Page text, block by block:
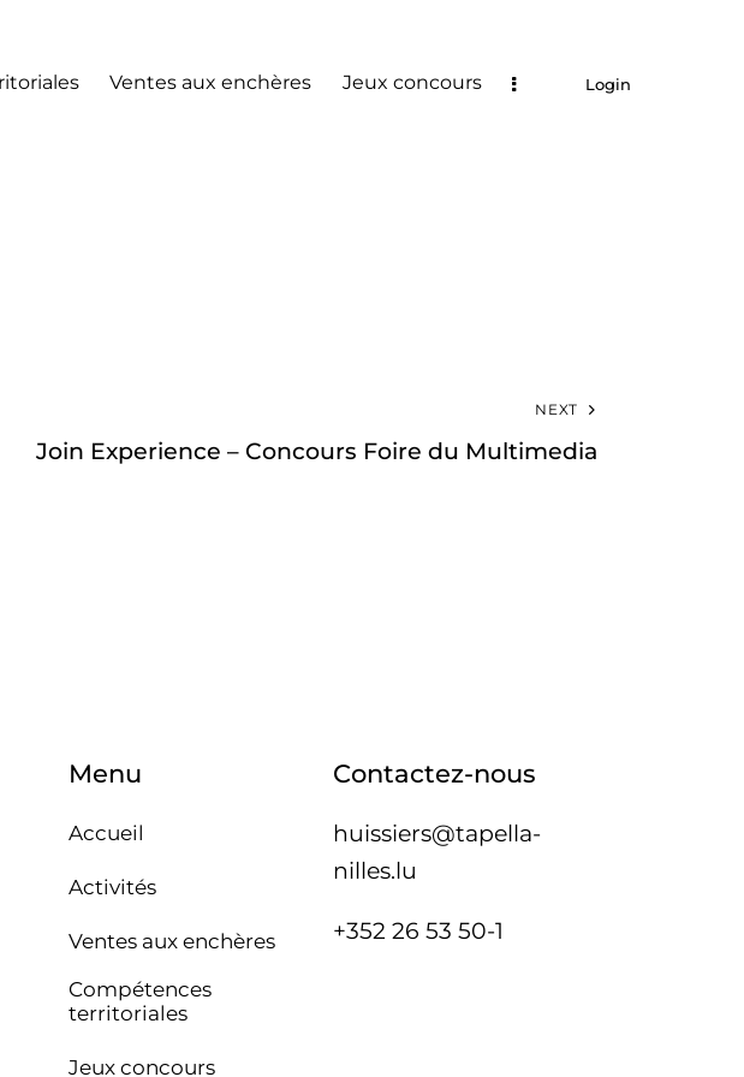
Ventes aux enchères Jeux concours Login
NEXT
Join Experience – Concours Foire du Multimedia
Menu
Accueil
Activités
Ventes aux enchères
Compétences
territoriales
Jeux concours
Contactez-nous
huissiers@tapella-
nilles.lu
+352 26 53 50-1